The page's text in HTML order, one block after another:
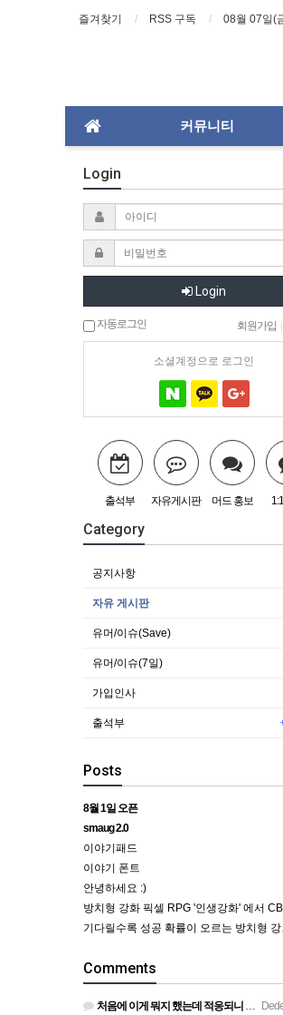
즐겨찾기 RSS 구독 08월 07일(
커뮤니티
Login
Login
자동로그인 회원가입
소셜계정으로 로그인
출석부 자유게시판 머드 홍보
Category
공지사항
자유 게시판
유머/이슈(Save)
유머/이슈(7일)
가입인사
출석부
Posts
8월 1일 오픈
smaug 2.0
이야기패드
이야기 폰트
안녕하세요 :)
방치형 강화 픽셀 RPG '인생강화' 에서 CBT 인원을 모집합니다.
기다릴수록 성공 확률이 오르는 방치형 강화 RPG — 인생강화 ※8월 초 오픈 예정 (현재 CBT 중)
Comments
처음에 이게 뭐지 했는데 적응되니 할만하네요 정보가 없긴하지만 게밍 안에 게시판 에서 하나씩 찾아보면은 그래…